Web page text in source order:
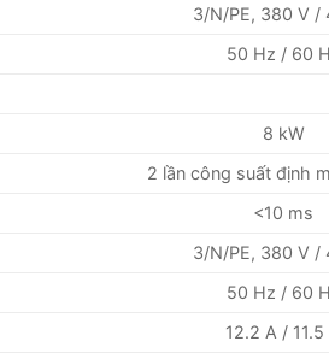
3/N/PE, 380 V /
50 Hz / 60
8 kW
2 lần công suất định
<10 ms
3/N/PE, 380 V /
50 Hz / 60
12.2 A / 11.5